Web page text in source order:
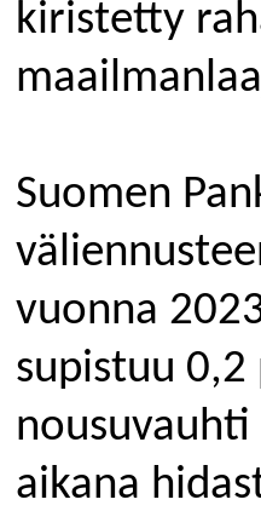
kiristetty ra
Suomen
vuonna
supistuu 0,2
nousuvauhti
aikana